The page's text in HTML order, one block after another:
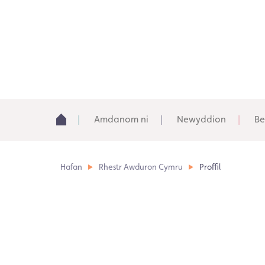
Amdanom ni Newyddion
Hafan Rhestr Awduron Cymru Proffil